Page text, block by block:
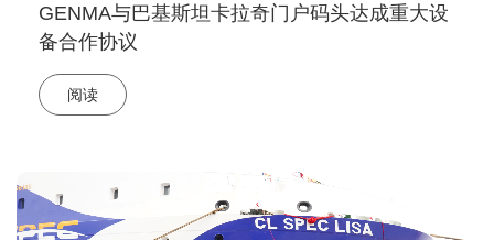
GENMA与巴基斯坦卡拉奇门户码头达成重大设
备合作协议
阅读